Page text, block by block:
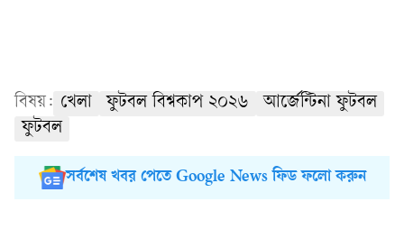
বিষয়: খেলা ফুটবল বিশ্বকাপ ২০২৬
আর্জেন্টিনা ফুটবল
ফুটবল
সর্বশেষ খবর পেতে Google News ফিড ফলো করুন